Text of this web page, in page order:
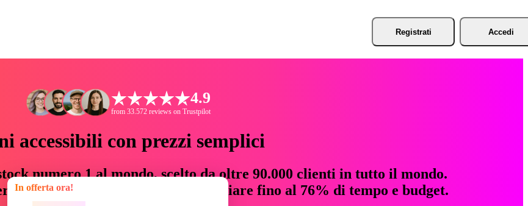
Registrati Accedi
4.9
from 33.572 reviews on Trustpilot
accessibili con prezzi semplici
numero 1 al mondo, scelto da oltre 90.000 clienti in tutto il mondo.
risorse creative che fanno risparmiare fino al 76% di tempo e budget.
In offerta ora!